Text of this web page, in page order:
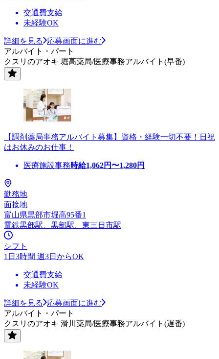
交通費支給
未経験OK
詳細を見る
応募画面に進む
アルバイト・パート
クスリのアオキ 堀高薬局/医療事務アルバイト(早番)
【調剤薬局事務アルバイト募集】資格・経験一切不要！日祝
はお休みのお仕事！
医療施設事務時給1,062円〜1,280円
勤務地
面接地
富山県黒部市堀高95番1
電鉄黒部駅、黒部駅、東三日市駅
シフト
1日3時間 週3日からOK
交通費支給
未経験OK
詳細を見る
応募画面に進む
アルバイト・パート
クスリのアオキ 滑川薬局/医療事務アルバイト(遅番)